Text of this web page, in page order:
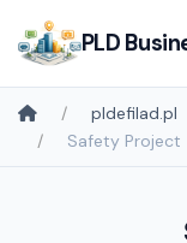
PLD
pldefilad.pl
Safety Project